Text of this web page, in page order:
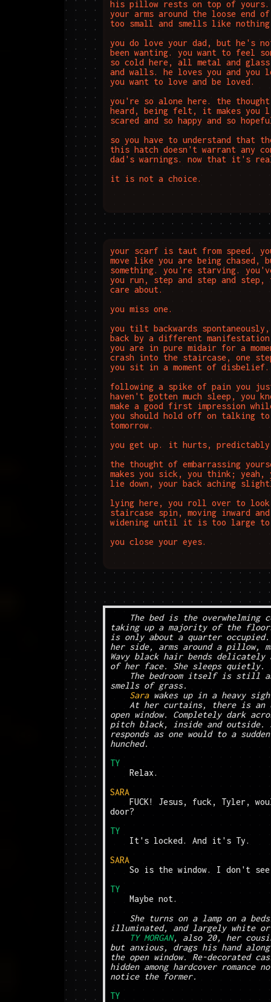
his pillow rests on top of yours.
your arms around the loose
too small and smells like
you do love your dad, but he's
been wanting. you want to feel
so cold here, all metal and
and walls. he loves you and you
you want to love and be loved.
you're so alone here. the
heard, being felt, it makes you
scared and so happy and so
so you have to understand that
this hatch doesn't warrant any
dad's warnings. now that it's
it is not a choice.
your scarf is taut from speed.
move like you are being chased,
something. you're starving.
you run, step and step and
care about.
you miss one.
you tilt backwards
back by a different
you are in pure midair for a
crash into the staircase, one
you sit in a moment of disbelief.
following a spike of pain you
haven't gotten much sleep, you
make a good first impression
you should hold off on talking
tomorrow.
you get up. it hurts,
the thought of embarrassing
makes you sick, you think; yeah,
lie down, your back aching
lying here, you roll over to
staircase spin, moving inward
widening until it is too large to
you close your eyes.
The bed is the overwhelming
taking up a majority of the
is only about a quarter
her side, arms around a pillow,
Wavy black hair bends delicately
of her face. She sleeps quietly.
The bedroom itself is still
smells of grass.
Sara wakes up in a heavy
At her curtains, there is an
open window. Completely dark
pitch black, inside and outside.
responds as one would to a
hunched.
TY
SARA
door?
TY
SARA
So is the window. I don't
TY
She turns on a lamp on a
illuminated, and largely white or
TY MORGAN, also 20, her
but anxious, drags his hand
the open window. Re-decorated
hidden among hardcover romance
notice the former.
TY